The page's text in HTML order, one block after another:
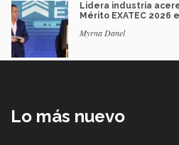
Lidera industria
Mérito EXATEC 2026
Myrna Danel
Lo más nuevo